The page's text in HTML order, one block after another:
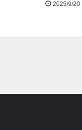
2025/9/20